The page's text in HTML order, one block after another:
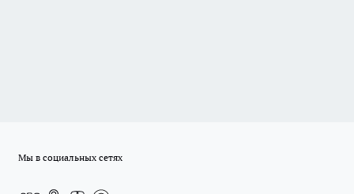
Мы в социальных сетях